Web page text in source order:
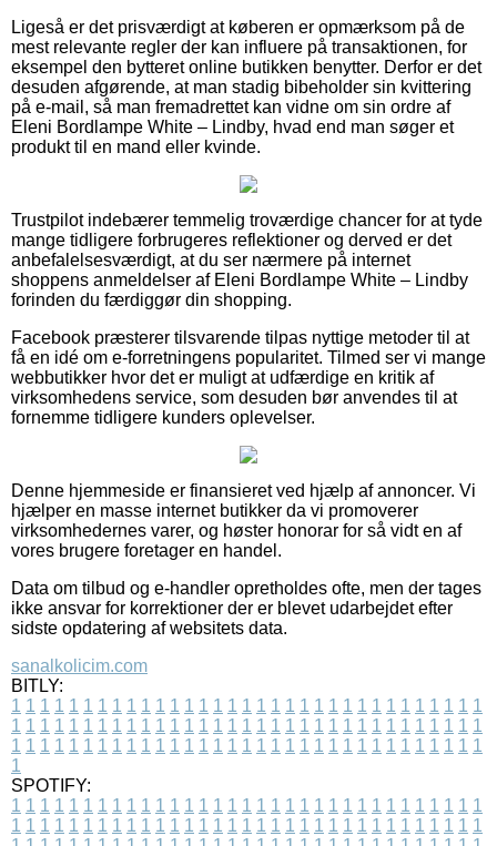
Ligeså er det prisværdigt at køberen er opmærksom på de
mest relevante regler der kan influere på transaktionen, for
eksempel den bytteret online butikken benytter. Derfor er det
desuden afgørende, at man stadig bibeholder sin kvittering
på e-mail, så man fremadrettet kan vidne om sin ordre af
Eleni Bordlampe White – Lindby, hvad end man søger et
produkt til en mand eller kvinde.
Trustpilot indebærer temmelig troværdige chancer for at tyde
mange tidligere forbrugeres reflektioner og derved er det
anbefalelsesværdigt, at du ser nærmere på internet
shoppens anmeldelser af Eleni Bordlampe White – Lindby
forinden du færdiggør din shopping.
Facebook præsterer tilsvarende tilpas nyttige metoder til at
få en idé om e-forretningens popularitet. Tilmed ser vi mange
webbutikker hvor det er muligt at udfærdige en kritik af
virksomhedens service, som desuden bør anvendes til at
fornemme tidligere kunders oplevelser.
Denne hjemmeside er finansieret ved hjælp af annoncer. Vi
hjælper en masse internet butikker da vi promoverer
virksomhedernes varer, og høster honorar for så vidt en af
vores brugere foretager en handel.
Data om tilbud og e-handler opretholdes ofte, men der tages
ikke ansvar for korrektioner der er blevet udarbejdet efter
sidste opdatering af websitets data.
sanalkolicim.com
BITLY:
1 1 1 1 1 1 1 1 1 1 1 1 1 1 1 1 1 1 1 1 1 1 1 1 1 1 1 1 1 1 1 1 1
1 1 1 1 1 1 1 1 1 1 1 1 1 1 1 1 1 1 1 1 1 1 1 1 1 1 1 1 1 1 1 1 1
1 1 1 1 1 1 1 1 1 1 1 1 1 1 1 1 1 1 1 1 1 1 1 1 1 1 1 1 1 1 1 1 1
1
SPOTIFY:
1 1 1 1 1 1 1 1 1 1 1 1 1 1 1 1 1 1 1 1 1 1 1 1 1 1 1 1 1 1 1 1 1
1 1 1 1 1 1 1 1 1 1 1 1 1 1 1 1 1 1 1 1 1 1 1 1 1 1 1 1 1 1 1 1 1